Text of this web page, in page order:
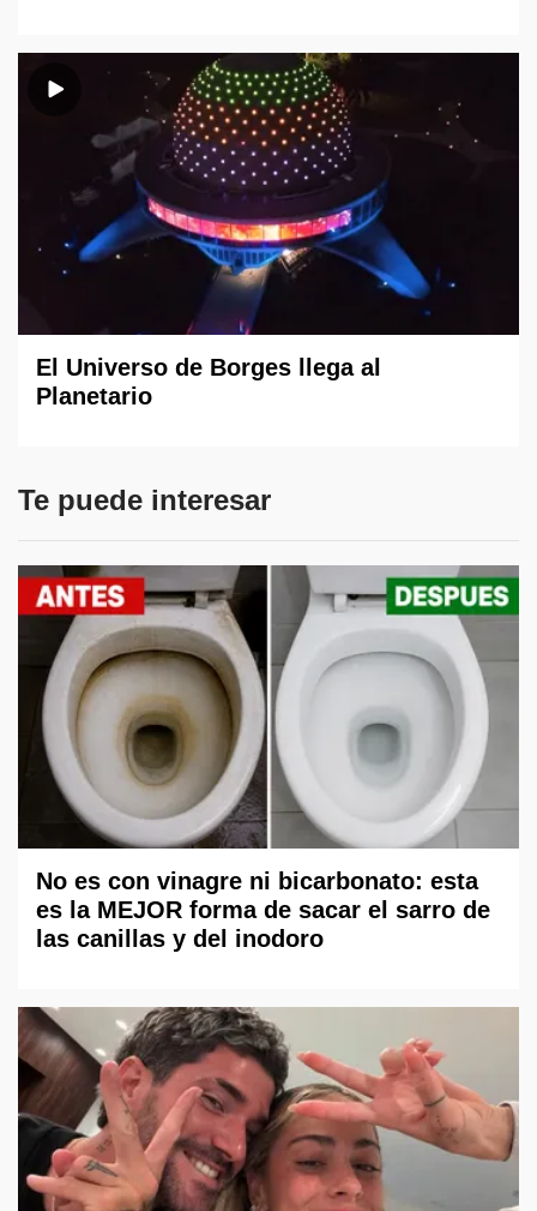
El Universo de Borges llega al
Planetario
Te puede interesar
No es con vinagre ni bicarbonato: esta
es la MEJOR forma de sacar el sarro de
las canillas y del inodoro